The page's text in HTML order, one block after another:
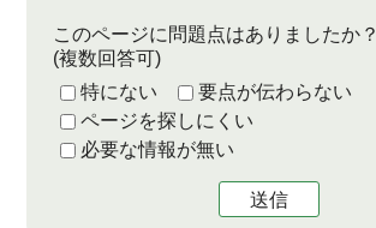
このページに問題点はありましたか？
(複数回答可)
特にない
要点が伝わらない
ページを探しにくい
必要な情報が無い
送信